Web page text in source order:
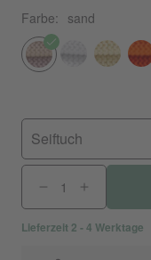
Farbe: sand
Seiftuch
Lieferzeit 2 - 4 Werktage